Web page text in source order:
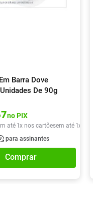
Barra Dove
De 90g
no PIX
até 1x nos cartõesem até 1x de
para assinantes
Comprar